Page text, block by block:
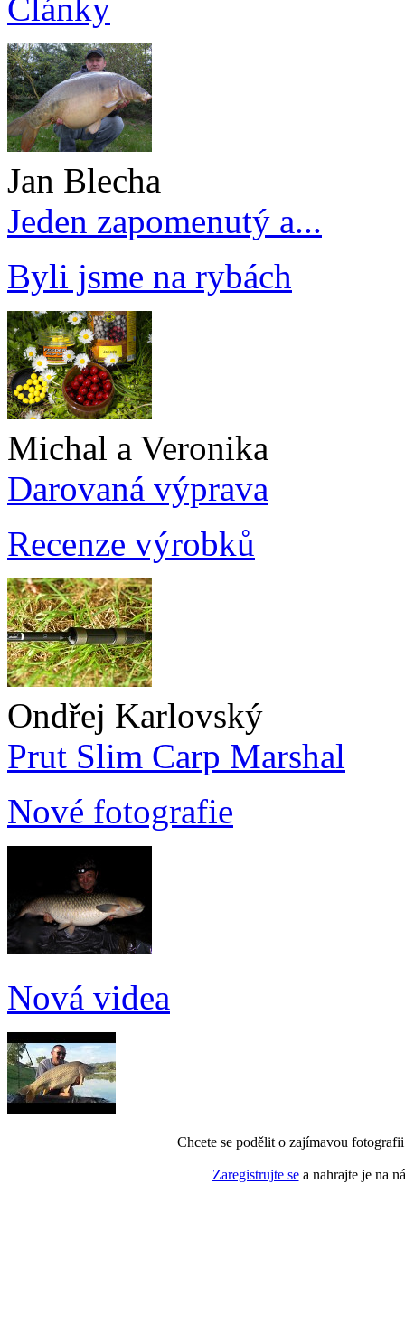
Články
Jan Blecha
Jeden zapomenutý a...
Byli jsme na rybách
Michal a Veronika
Darovaná výprava
Recenze výrobků
Ondřej Karlovský
Prut Slim Carp Marshal
Nové fotografie
Nová videa
Chcete se podělit o zajímavou
Zaregistrujte sea nahrajte je na